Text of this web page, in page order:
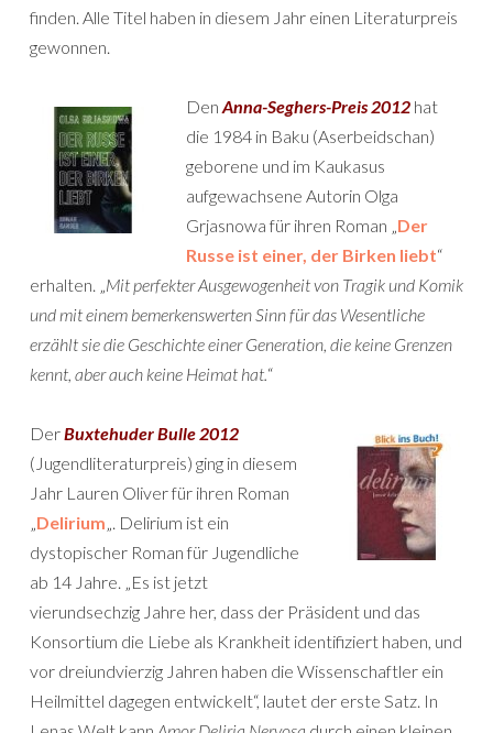
finden. Alle Titel haben in diesem Jahr einen Literaturpreis
gewonnen.
Den Anna-Seghers-Preis 2012 hat
die 1984 in Baku (Aserbeidschan)
geborene und im Kaukasus
aufgewachsene Autorin Olga
Grjasnowa für ihren Roman „Der
Russe ist einer, der Birken liebt“
erhalten. „Mit perfekter Ausgewogenheit von Tragik und Komik
und mit einem bemerkenswerten Sinn für das Wesentliche
erzählt sie die Geschichte einer Generation, die keine Grenzen
kennt, aber auch keine Heimat hat.“
DerBuxtehuder Bulle 2012
(Jugendliteraturpreis) ging in diesem
Jahr Lauren Oliver für ihren Roman
„Delirium„. Delirium ist ein
dystopischer Roman für Jugendliche
ab 14 Jahre. „Es ist jetzt
vierundsechzig Jahre her, dass der Präsident und das
Konsortium die Liebe als Krankheit identifiziert haben, und
vor dreiundvierzig Jahren haben die Wissenschaftler ein
Heilmittel dagegen entwickelt“, lautet der erste Satz. In